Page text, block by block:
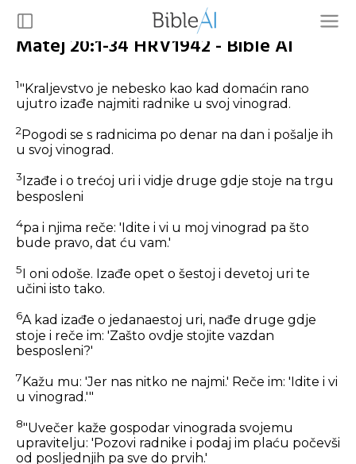
Matej 20:1-34 HRV1942 - Bible AI
1"Kraljevstvo je nebesko kao kad domaćin rano
ujutro izađe najmiti radnike u svoj vinograd.
2 Pogodi se s radnicima po denar na dan i pošalje ih
u svoj vinograd.
3 Izađe i o trećoj uri i vidje druge gdje stoje na trgu
besposleni
4pa i njima reče: 'Idite i vi u moj vinograd pa što
bude pravo, dat ću vam.'
5
I oni odoše. Izađe opet o šestoj i devetoj uri te
učini isto tako.
6A kad izađe o jedanaestoj uri, nađe druge gdje
stoje i reče im: 'Zašto ovdje stojite vazdan
besposleni?'
7Kažu mu: 'Jer nas nitko ne najmi.' Reče im: 'Idite i vi
u vinograd.'"
8"Uvečer kaže gospodar vinograda svojemu
upravitelju: 'Pozovi radnike i podaj im plaću počevši
od posljednjih pa sve do prvih.'